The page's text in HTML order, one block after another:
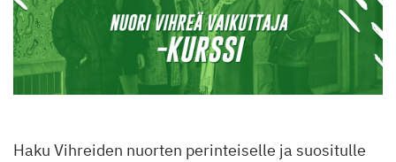
Haku Vihreiden nuorten perinteiselle ja suositulle